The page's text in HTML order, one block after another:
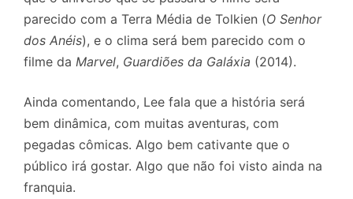
parecido com a Terra Média de Tolkien (O Senhor
dos Anéis), e o clima será bem parecido com o
filme da Marvel, Guardiões da Galáxia (2014).
Ainda comentando, Lee fala que a história será
bem dinâmica, com muitas aventuras, com
pegadas cômicas. Algo bem cativante que o
público irá gostar. Algo que não foi visto ainda na
franquia.